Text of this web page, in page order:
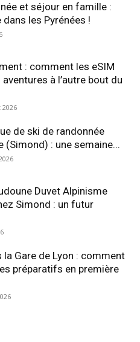
et séjour en famille :
dans les Pyrénées !
: comment les eSIM
à l’autre bout du
de ski de randonnée
(Simond) : une semaine...
Duvet Alpinisme
Simond : un futur
la Gare de Lyon : comment
préparatifs en pre⁠mière